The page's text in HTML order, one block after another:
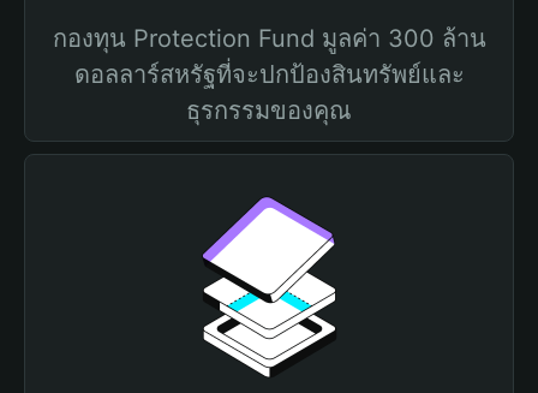
กองทุน Protection Fund มูลค่า 300 ล้าน
ดอลลาร์สหรัฐที่จะปกป้องสินทรัพย์และ
ธุรกรรมของคุณ